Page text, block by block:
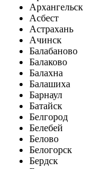
Архангельск
Асбест
Астрахань
Ачинск
Балабаново
Балаково
Балахна
Балашиха
Барнаул
Батайск
Белгород
Белебей
Белово
Белогорск
Бердск